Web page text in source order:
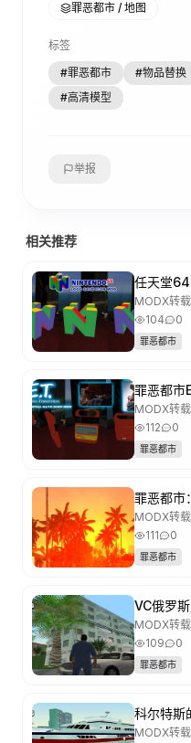
罪恶都市 / 地图
标签
#罪恶都市 #物品替换
#高清模型
举报
相关推荐
任天堂
MODX转载
104
0
罪恶都市
罪恶都市
MODX转载
112
0
罪恶都市
罪恶都市
MODX转载
111
0
罪恶都市
VC俄罗
MODX转载
109
0
罪恶都市
科尔特斯
MODX转载